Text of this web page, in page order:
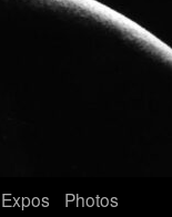
Expos
Photos